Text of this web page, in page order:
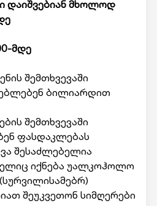
დაიშვებიან მხოლოდ
მდე
შემთხვევაში
ბილიარდით
შემთხვევაში
ფასდაკლებას
შესაძლებელია
იქნება უალკოჰოლო
შეუკვეთონ სიმღერები